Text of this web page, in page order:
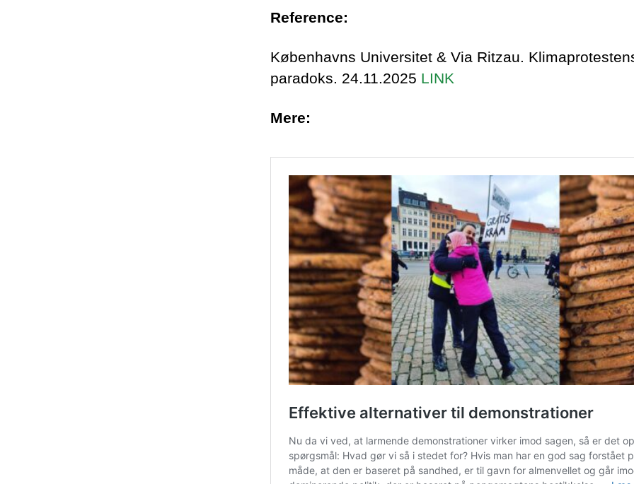
Reference:
Københavns Universitet & Via Ritzau.
paradoks. 24.11.2025 LINK
Mere: